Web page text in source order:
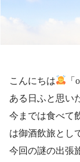
こんにちは
ある日ふと思い
今までは食べて
は御酒飲旅とし
今回の謎の出張